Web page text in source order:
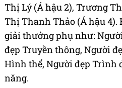
Thị Lý (Á hậu 2), Trương
Thị Thanh Thảo (Á hậu 4).
giải thưởng phụ như:
đẹp Truyền thông, Người
Hình thể, Người đẹp Trình
năng.